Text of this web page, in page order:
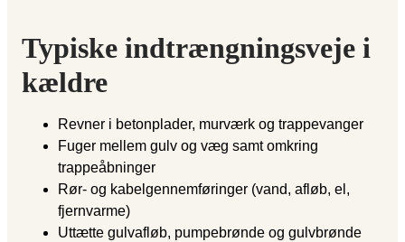
Typiske indtrængningsveje i
kældre
Revner i betonplader, murværk og trappevanger
Fuger mellem gulv og væg samt omkring
trappeåbninger
Rør- og kabelgennemføringer (vand, afløb, el,
fjernvarme)
Uttætte gulvafløb, pumpebrønde og gulvbrønde